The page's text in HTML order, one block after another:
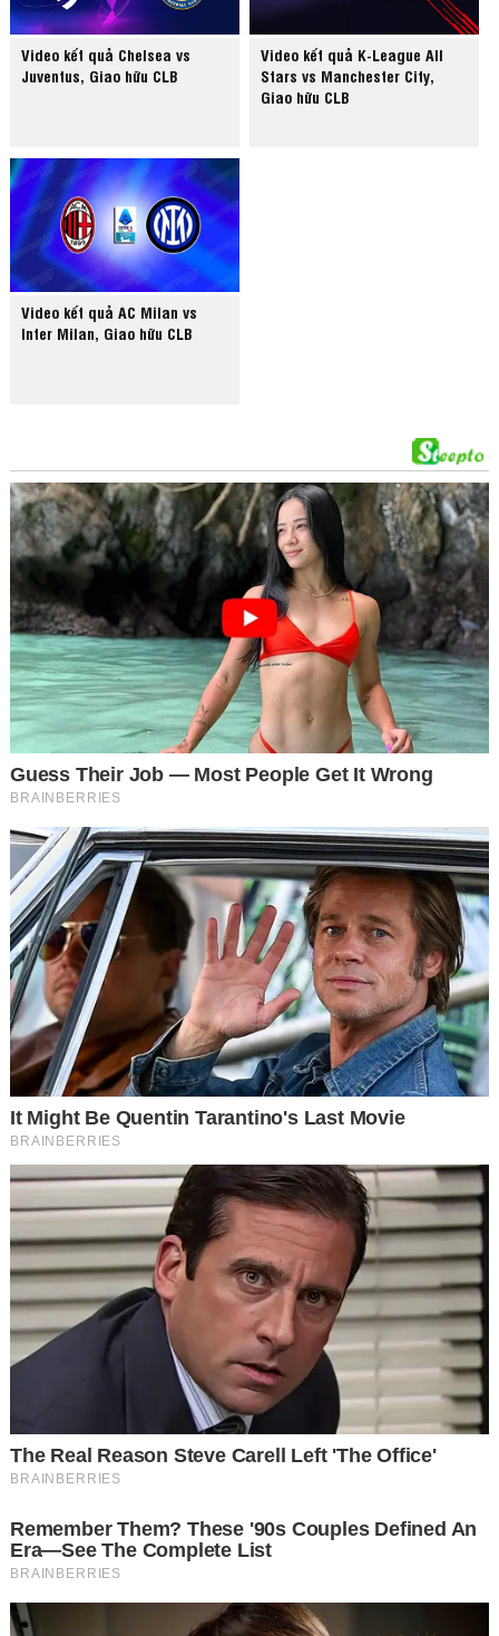
Video kết quả Chelsea vs
Juventus, Giao hữu CLB
Video kết quả K-League All
Stars vs Manchester City,
Giao hữu CLB
Video kết quả AC Milan vs
Inter Milan, Giao hữu CLB